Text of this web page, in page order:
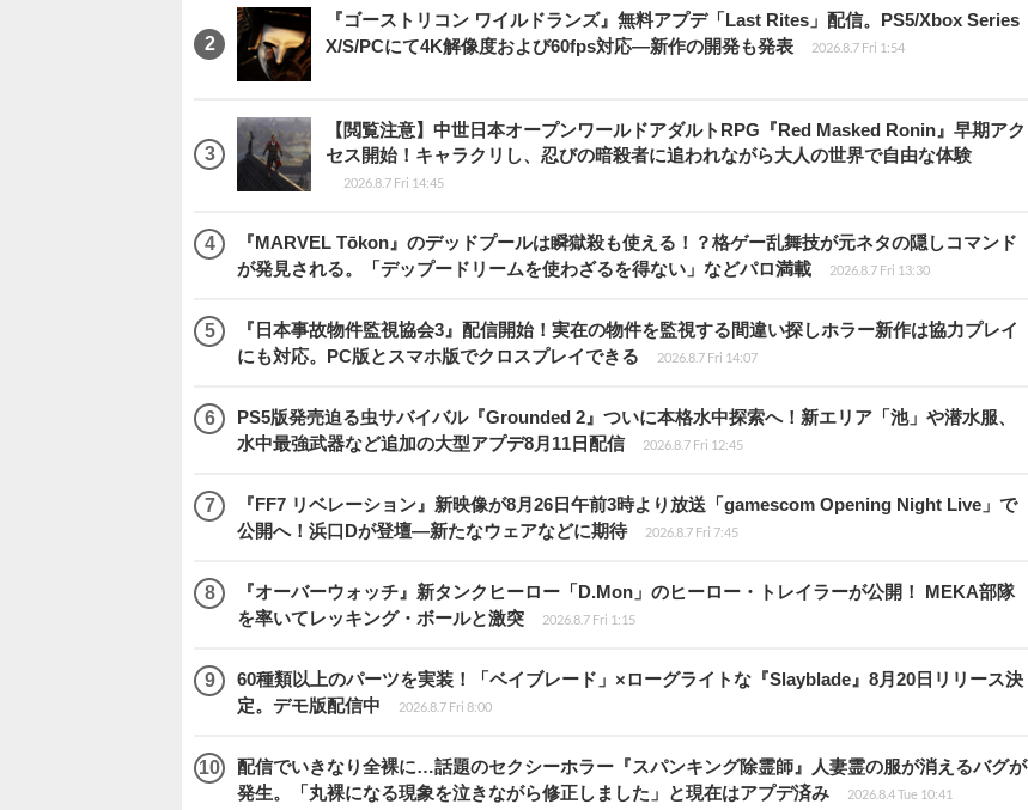
『ゴーストリコン ワイルドランズ』無料アプデ「Last Rites」配信。PS5/Xbox Series
X/S/PCにて4K解像度および60fps対応―新作の開発も発表
2026.8.7 Fri 1:54
【閲覧注意】中世日本オープンワールドアダルトRPG『Red Masked Ronin』早期アク
セス開始！キャラクリし、忍びの暗殺者に追われながら大人の世界で自由な体験
2026.8.7 Fri 14:45
『MARVEL Tōkon』のデッドプールは瞬獄殺も使える！？格ゲー乱舞技が元ネタの隠しコマンド
が発見される。「デップードリームを使わざるを得ない」などパロ満載
2026.8.7 Fri 13:30
『日本事故物件監視協会3』配信開始！実在の物件を監視する間違い探しホラー新作は協力プレイ
にも対応。PC版とスマホ版でクロスプレイできる
2026.8.7 Fri 14:07
PS5版発売迫る虫サバイバル『Grounded 2』ついに本格水中探索へ！新エリア「池」や潜水服、
水中最強武器など追加の大型アプデ8月11日配信
2026.8.7 Fri 12:45
『FF7 リベレーション』新映像が8月26日午前3時より放送「gamescom Opening Night Live」で
公開へ！浜口Dが登壇―新たなウェアなどに期待
2026.8.7 Fri 7:45
『オーバーウォッチ』新タンクヒーロー「D.Mon」のヒーロー・トレイラーが公開！ MEKA部隊
を率いてレッキング・ボールと激突
2026.8.7 Fri 1:15
60種類以上のパーツを実装！「ベイブレード」×ローグライトな『Slayblade』8月20日リリース決
定。デモ版配信中
2026.8.7 Fri 8:00
配信でいきなり全裸に…話題のセクシーホラー『スパンキング除霊師』人妻霊の服が消えるバグが
発生。「丸裸になる現象を泣きながら修正しました」と現在はアプデ済み
2026.8.4 Tue 10:41